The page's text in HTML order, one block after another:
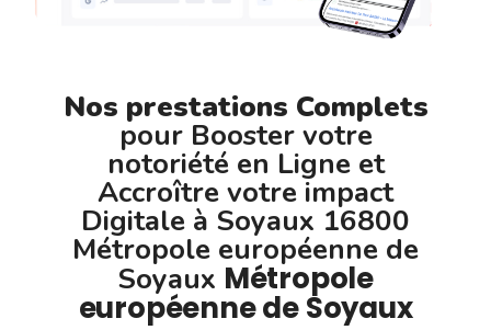
Nos prestations Complets
pour Booster votre
notoriété en Ligne et
Accroître votre impact
Digitale à Soyaux 16800
Métropole européenne de
Soyaux Métropole
européenne de Soyaux